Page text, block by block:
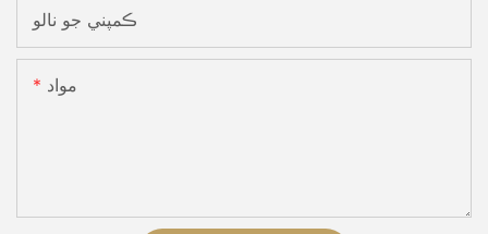
ڪمپني جو نالو
مواد